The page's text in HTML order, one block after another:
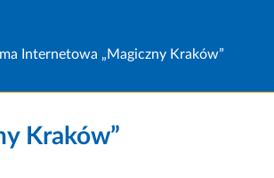
Internetowa „Magiczny Kraków”
Kraków”